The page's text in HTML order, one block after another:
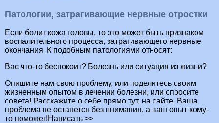
Патологии, затрагивающие нервные отростки
Если болит кожа головы, то это может быть признаком
воспалительного процесса, затрагивающего нервные
окончания. К подобным патологиями относят:
Вас что-то беспокоит? Болезнь или ситуация из жизни?
Опишите нам свою проблему, или поделитесь своим
жизненным опытом в лечении болезни, или спросите
совета! Расскажите о себе прямо тут, на сайте. Ваша
проблема не останется без внимания, а ваш опыт кому-
то поможет!Написать >>